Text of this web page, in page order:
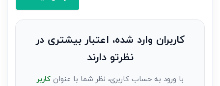
نظر
کاربران وارد شده، اعتبار بیشتری در
نظرتو دارند
با ورود به حساب کاربری، نظر شما با عنوانکاربر